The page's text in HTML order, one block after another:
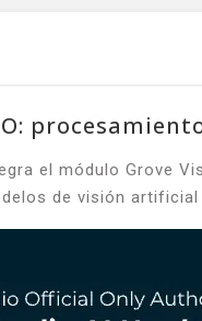
el módulo Grove
de visión